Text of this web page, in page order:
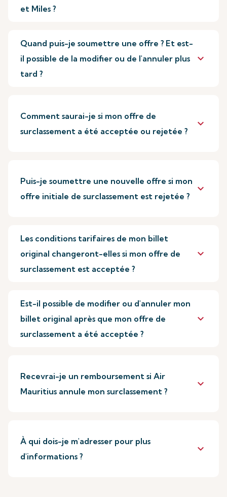
et Miles ?
Quand puis-je soumettre une offre ? Et est-
il possible de la modifier ou de l'annuler plus
tard ?
keyboard_arrow_down
Comment saurai-je si mon offre de
surclassement a été acceptée ou rejetée ?
keyboard_arrow_down
Puis-je soumettre une nouvelle offre si mon
offre initiale de surclassement est rejetée ?
keyboard_arrow_down
Les conditions tarifaires de mon billet
original changeront-elles si mon offre de
surclassement est acceptée ?
keyboard_arrow_down
Est-il possible de modifier ou d'annuler mon
billet original après que mon offre de
surclassement a été acceptée ?
keyboard_arrow_down
Recevrai-je un remboursement si Air
Mauritius annule mon surclassement ?
keyboard_arrow_down
À qui dois-je m'adresser pour plus
d'informations ?
keyboard_arrow_down